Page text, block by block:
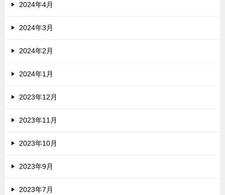
2024年4月
2024年3月
2024年2月
2024年1月
2023年12月
2023年11月
2023年10月
2023年9月
2023年7月